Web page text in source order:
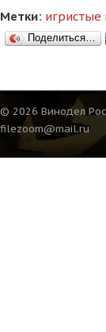
Метки: игристые
Поделиться…
© 2026 Винодел
filezoom@mail.ru